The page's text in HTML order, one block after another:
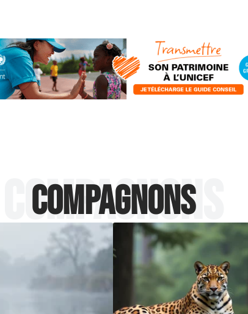
Compagnons
Compagnons